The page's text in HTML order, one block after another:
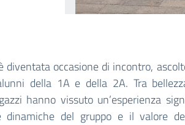
diventata occasione di incontro,
della 1A e della 2A. Tra
hanno vissuto un’esperienza
dinamiche del gruppo e il valore